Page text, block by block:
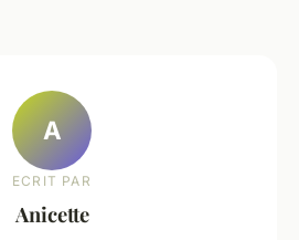
A
ECRIT PAR
Anicette